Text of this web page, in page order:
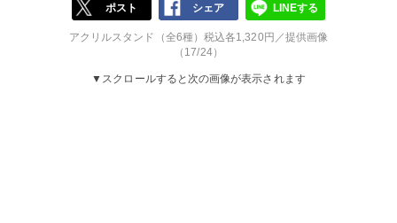
ポスト シェア LINEする
アクリルスタンド（全6種）税込各1,320円／提供画像
（17/24）
▼スクロールすると次の画像が表示されます